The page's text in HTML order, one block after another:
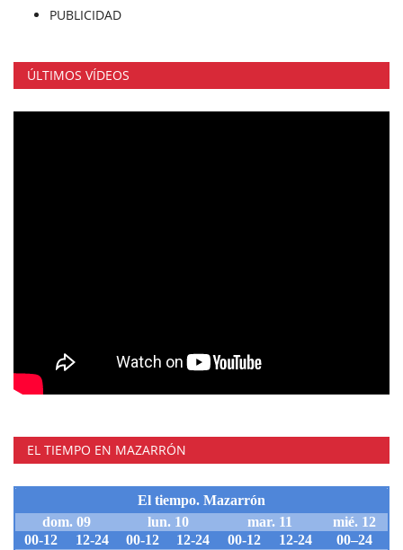
PUBLICIDAD
ÚLTIMOS VÍDEOS
EL TIEMPO EN MAZARRÓN